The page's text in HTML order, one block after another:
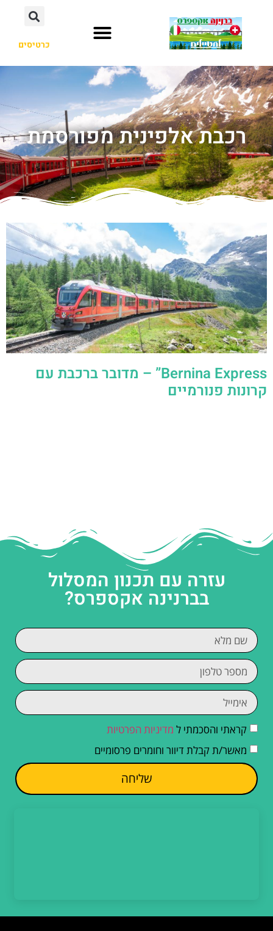
כרטיסים
רכבת אלפינית מפורסמת
Bernina Express” – מדובר ברכבת עם
קרונות פנורמיים
עזרה עם תכנון המסלול
בברנינה אקספרס?
קראתי והסכמתי ל מדיניות הפרטיות
מאשר/ת קבלת דיוור וחומרים פרסומיים
שליחה